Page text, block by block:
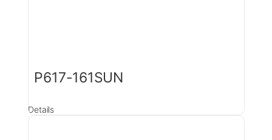
P617-161SUN
Details